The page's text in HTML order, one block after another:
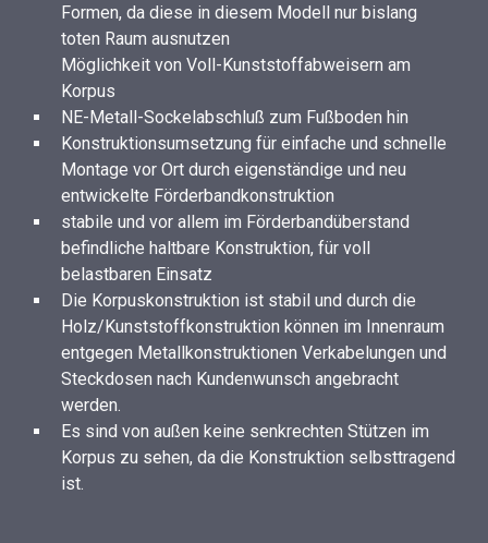
Formen, da diese in diesem Modell nur bislang
toten Raum ausnutzen
Möglichkeit von Voll-Kunststoffabweisern am
Korpus
NE-Metall-Sockelabschluß zum Fußboden hin
Konstruktionsumsetzung für einfache und schnelle
Montage vor Ort durch eigenständige und neu
entwickelte Förderbandkonstruktion
stabile und vor allem im Förderbandüberstand
befindliche haltbare Konstruktion, für voll
belastbaren Einsatz
Die Korpuskonstruktion ist stabil und durch die
Holz/Kunststoffkonstruktion können im Innenraum
entgegen Metallkonstruktionen Verkabelungen und
Steckdosen nach Kundenwunsch angebracht
werden.
Es sind von außen keine senkrechten Stützen im
Korpus zu sehen, da die Konstruktion selbsttragend
ist.